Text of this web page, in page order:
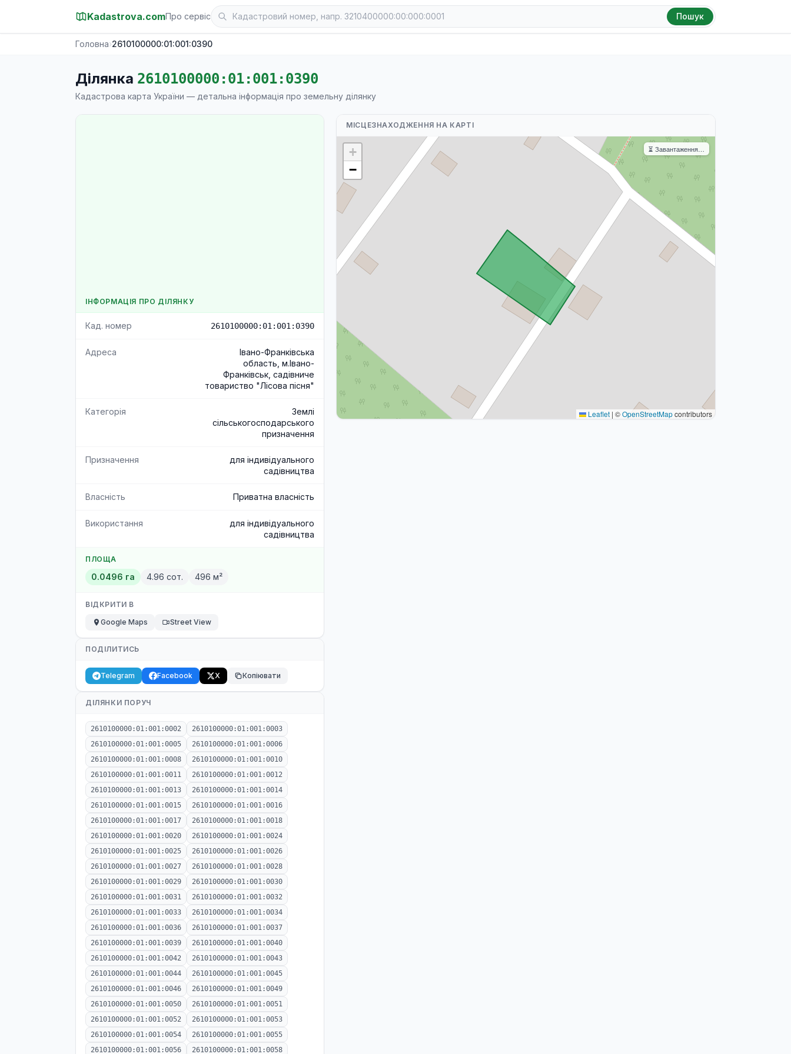
Kadastrova.comПро сервіс Пошук
Головна›2610100000:01:001:0390
Ділянка 2610100000:01:001:0390
Кадастрова карта України — детальна інформація про земельну ділянку
ІНФОРМАЦІЯ ПРО ДІЛЯНКУ
Кад. номер 2610100000:01:001:0390
Адреса
Івано-Франківська
область, м.Івано-
Франківськ, садівниче
товариство "Лісова пісня"
Категорія
Землі
сільськогосподарського
призначення
Призначення
для індивідуального
садівництва
Власність Приватна власність
Використання
для індивідуального
садівництва
ПЛОЩА
0.0496 га 4.96 сот. 496 м²
ВІДКРИТИ В
Google Maps
Street View
ПОДІЛИТИСЬ
Telegram Facebook X Копіювати
ДІЛЯНКИ ПОРУЧ
2610100000:01:001:0002
2610100000:01:001:0003
2610100000:01:001:0005
2610100000:01:001:0006
2610100000:01:001:0008
2610100000:01:001:0010
2610100000:01:001:0011
2610100000:01:001:0012
2610100000:01:001:0013
2610100000:01:001:0014
2610100000:01:001:0015
2610100000:01:001:0016
2610100000:01:001:0017
2610100000:01:001:0018
2610100000:01:001:0020
2610100000:01:001:0024
2610100000:01:001:0025
2610100000:01:001:0026
2610100000:01:001:0027
2610100000:01:001:0028
2610100000:01:001:0029
2610100000:01:001:0030
2610100000:01:001:0031
2610100000:01:001:0032
2610100000:01:001:0033
2610100000:01:001:0034
2610100000:01:001:0036
2610100000:01:001:0037
2610100000:01:001:0039
2610100000:01:001:0040
2610100000:01:001:0042
2610100000:01:001:0043
2610100000:01:001:0044
2610100000:01:001:0045
2610100000:01:001:0046
2610100000:01:001:0049
2610100000:01:001:0050
2610100000:01:001:0051
2610100000:01:001:0052
2610100000:01:001:0053
2610100000:01:001:0054
2610100000:01:001:0055
2610100000:01:001:0056
2610100000:01:001:0058
МІСЦЕЗНАХОДЖЕННЯ НА КАРТІ
+
−
⏳ Завантаження…
Leaflet | ©OpenStreetMapcontributors